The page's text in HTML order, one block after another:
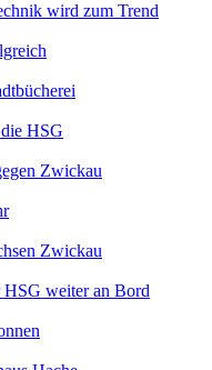
wird zum Trend
HSG
Zwickau
Zwickau
weiter an Bord